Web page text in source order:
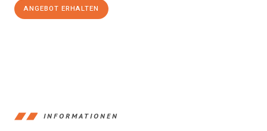
ANGEBOT ERHALTEN
INFORMATIONEN